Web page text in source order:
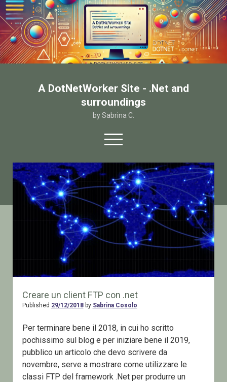
A DotNetWorker Site - .Net and
surroundings
by Sabrina C.
open
menu
twitterfacebook
email-form
Home
Chi sono
Contatto
Creare un client FTP con .net
Published 29/12/2018by Sabrina Cosolo
Per terminare bene il 2018, in cui ho scritto
pochissimo sul blog e per iniziare bene il 2019,
pubblico un articolo che devo scrivere da
novembre, serve a mostrare come utilizzare le
classi FTP del framework .Net per produrre un